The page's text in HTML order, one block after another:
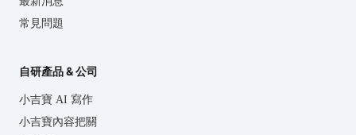
常見問題
自研產品 & 公司
小吉寶 AI 寫作
小吉寶內容把關